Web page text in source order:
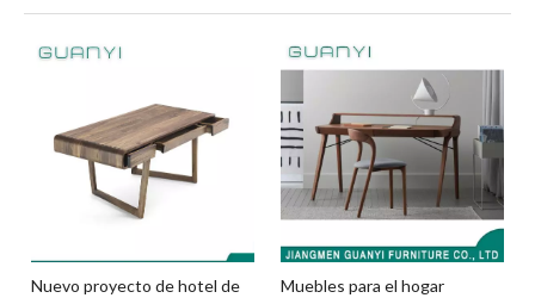
Nuevo proyecto de hotel de
Muebles para el hogar